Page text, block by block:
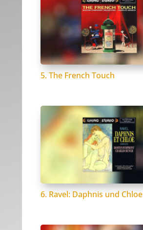
5. The French Touch
6. Ravel: Daphnis und Chloe